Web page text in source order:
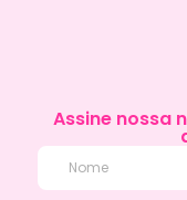
Assine nossa